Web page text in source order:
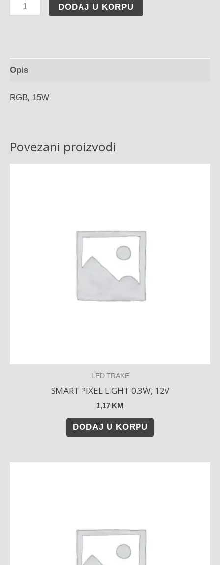
DODAJ U KORPU
Opis
RGB, 15W
Povezani proizvodi
LED TRAKE
SMART PIXEL LIGHT 0.3W, 12V
1,17 KM
DODAJ U KORPU